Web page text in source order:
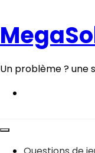
contenu
Un problème ? une